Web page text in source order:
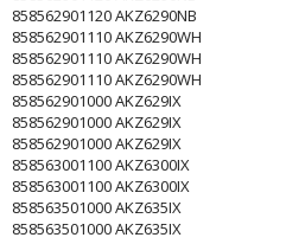
858562901120 AKZ6290NB
858562901110 AKZ6290WH
858562901110 AKZ6290WH
858562901110 AKZ6290WH
858562901000 AKZ629IX
858562901000 AKZ629IX
858562901000 AKZ629IX
858563001100 AKZ6300IX
858563001100 AKZ6300IX
858563501000 AKZ635IX
858563501000 AKZ635IX